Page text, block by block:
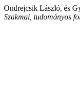
Ondrejcsik László, és
Szakmai, tudományos